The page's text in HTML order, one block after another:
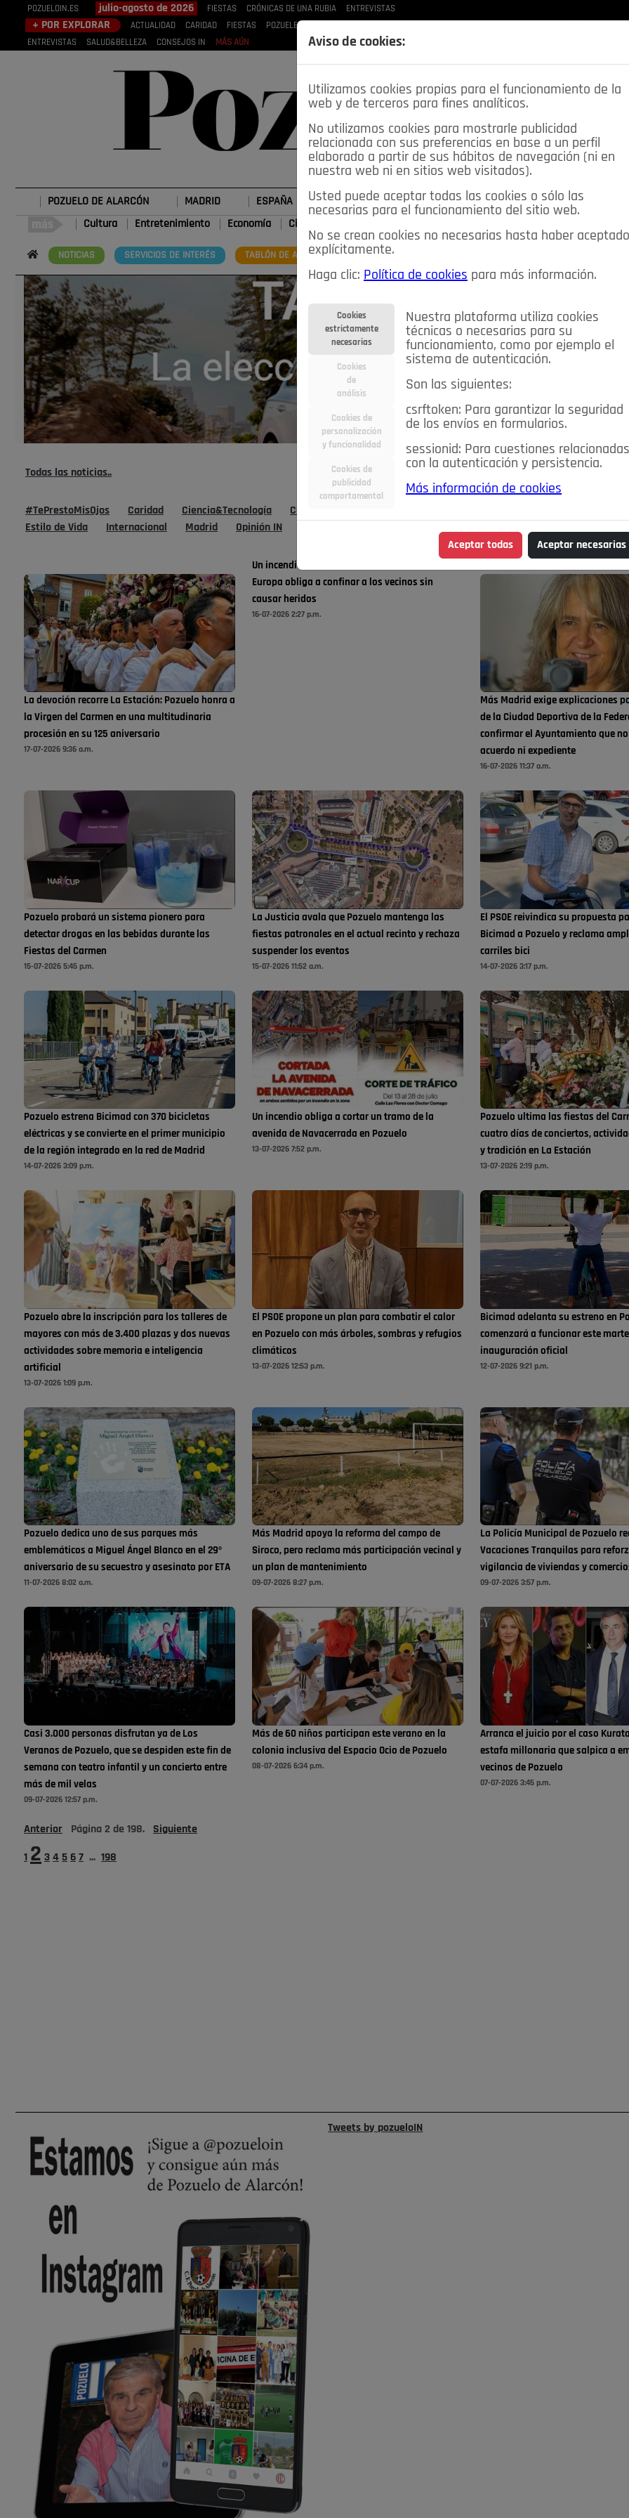
POZUELOIN.ES julio-agosto de 2026 FIESTAS CRÓNICAS DE UNA RUBIA ENTREVISTAS
+ POR EXPLORAR ACTUALIDAD CARIDAD FIESTAS POZUELEROS CRÓNICAS DE
ENTREVISTAS
SALUD&BELLEZA CONSEJOS IN MÁS AÚN
POZUELO DE ALARCÓN MADRID ESPAÑA DEPORTES OPINIÓN IN SALUD 🔴 EN DIRECTO
Cultura Entretenimiento Economía Ciencia&Tecnología
NOTICIAS SERVICIOS DE INTERÉS TABLÓN DE ANUNCIOS MIS ANUNCIOS
Todas las noticias..
#TePrestoMisOjos Caridad Ciencia&Tecnología Cultura
Estilo de Vida
Internacional Madrid Opinión IN
La devoción recorre La Estación: Pozuelo honra a
la Virgen del Carmen en una multitudinaria
procesión en su 125 aniversario
17-07-2026 9:36 a.m.
Un incendio en una vivienda de la Avenida de
Europa obliga a confinar a los vecinos sin
causar heridos
16-07-2026 2:27 p.m.
Más Madrid exige explicaciones
de la Ciudad Deportiva de la
confirmar el Ayuntamiento que
acuerdo ni expediente
16-07-2026 11:37 a.m.
Pozuelo probará un sistema pionero para
detectar drogas en las bebidas durante las
Fiestas del Carmen
15-07-2026 5:45 p.m.
La Justicia avala que Pozuelo mantenga las
fiestas patronales en el actual recinto y rechaza
suspender los eventos
15-07-2026 11:52 a.m.
El PSOE reivindica su propuesta
Bicimad a Pozuelo y reclama
carriles bici
14-07-2026 3:17 p.m.
Pozuelo estrena Bicimad con 370 bicicletas
eléctricas y se convierte en el primer municipio
de la región integrado en la red de Madrid
14-07-2026 3:09 p.m.
Un incendio obliga a cortar un tramo de la
avenida de Navacerrada en Pozuelo
13-07-2026 7:52 p.m.
Pozuelo ultima las fiestas del
cuatro días de conciertos,
y tradición en La Estación
13-07-2026 2:19 p.m.
Pozuelo abre la inscripción para los talleres de
mayores con más de 3.400 plazas y dos nuevas
actividades sobre memoria e inteligencia
artificial
13-07-2026 1:09 p.m.
El PSOE propone un plan para combatir el calor
en Pozuelo con más árboles, sombras y refugios
climáticos
13-07-2026 12:53 p.m.
Bicimad adelanta su estreno en
comenzará a funcionar este
inauguración oficial
12-07-2026 9:21 p.m.
Pozuelo dedica uno de sus parques más
emblemáticos a Miguel Ángel Blanco en el 29º
aniversario de su secuestro y asesinato por ETA
11-07-2026 8:02 a.m.
Más Madrid apoya la reforma del campo de
Siroco, pero reclama más participación vecinal y
un plan de mantenimiento
09-07-2026 8:27 p.m.
La Policía Municipal de Pozuelo
Vacaciones Tranquilas para
vigilancia de viviendas y
09-07-2026 3:57 p.m.
Casi 3.000 personas disfrutan ya de Los
Veranos de Pozuelo, que se despiden este fin de
semana con teatro infantil y un concierto entre
más de mil velas
09-07-2026 12:57 p.m.
Más de 60 niños participan este verano en la
colonia inclusiva del Espacio Ocio de Pozuelo
08-07-2026 6:34 p.m.
Arranca el juicio por el caso
estafa millonaria que salpica a
vecinos de Pozuelo
07-07-2026 3:45 p.m.
Anterior Página 2 de 198. Siguiente
1 2 3 4 5 6 7 ... 198
Tweets by pozueloIN
Aviso de cookies:
Utilizamos cookies propias para el funcionamiento de la
web y de terceros para fines analíticos.
No utilizamos cookies para mostrarle publicidad
relacionada con sus preferencias en base a un perfil
elaborado a partir de sus hábitos de navegación (ni en
nuestra web ni en sitios web visitados).
Usted puede aceptar todas las cookies o sólo las
necesarias para el funcionamiento del sitio web.
No se crean cookies no necesarias hasta haber aceptado
explícitamente.
Haga clic: Política de cookies para más información.
Cookies
estrictamente
necesarias
Cookies
de
análisis
Cookies de
personalización
y funcionalidad
Cookies de
publicidad
comportamental
Nuestra plataforma utiliza cookies
técnicas o necesarias para su
funcionamiento, como por ejemplo el
sistema de autenticación.
Son las siguientes:
csrftoken: Para garantizar la seguridad
de los envíos en formularios.
sessionid: Para cuestiones relacionadas
con la autenticación y persistencia.
Más información de cookies
Aceptar todas Aceptar necesarias